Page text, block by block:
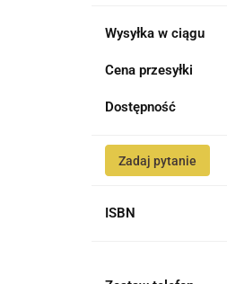
Wysyłka w ciągu
Cena przesyłki
Dostępność
Zadaj pytanie
ISBN